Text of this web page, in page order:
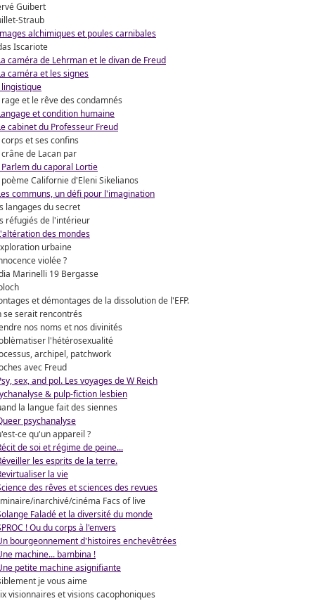
Guibert
Straub
alchimiques et poules carnibales
Iscariote
caméra de Lehrman et le divan de Freud
caméra et les signes
lingistique
rage et le rêve des condamnés
et condition humaine
cabinet du Professeur Freud
corps et ses confins
crâne de Lacan par
Parlem du caporal Lortie
poème Californie d'Eleni Sikelianos
communs, un défi pour l'imagination
langages du secret
réfugiés de l'intérieur
des mondes
urbaine
violée ?
Marinelli 19 Bergasse
et démontages de la dissolution de l'EFP.
se serait rencontrés
nos noms et nos divinités
l'hétérosexualité
archipel, patchwork
avec Freud
sex, and pol. Les voyages de W Reich
& pulp-fiction lesbien
la langue fait des siennes
psychanalyse
ce qu'un appareil ?
de soi et régime de peine...
les esprits de la terre.
la vie
des rêves et sciences des revues
inarchivé/cinéma Facs of live
Faladé et la diversité du monde
! Ou du corps à l'envers
bourgeonnement d'histoires enchevêtrées
machine... bambina !
petite machine asignifiante
je vous aime
visionnaires et visions cacophoniques